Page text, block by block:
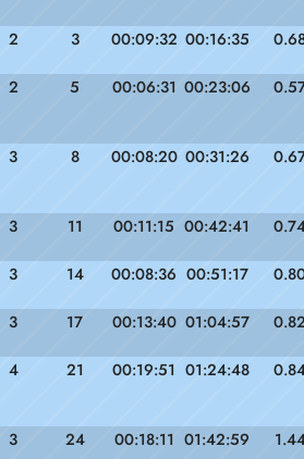
2 3 00:09:32 00:16:35
2 5 00:06:31 00:23:06
3 8 00:08:20 00:31:26
3 11 00:11:15 00:42:41
3 14 00:08:36 00:51:17
3 17 00:13:40 01:04:57
4 21 00:19:51 01:24:48
3 24 00:18:11 01:42:59